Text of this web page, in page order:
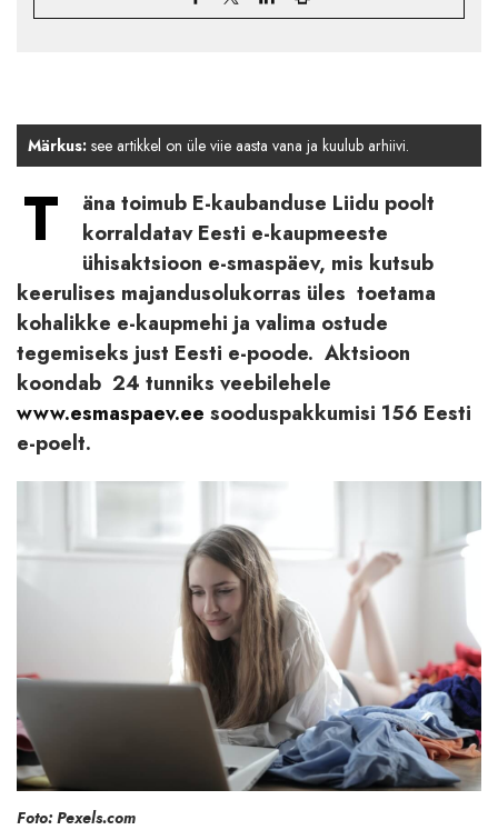
Märkus: see artikkel on üle viie aasta vana ja kuulub arhiivi.
T
äna toimub E-kaubanduse Liidu poolt
korraldatav Eesti e-kaupmeeste
ühisaktsioon e-smaspäev, mis kutsub
keerulises majandusolukorras üles toetama
kohalikke e-kaupmehi ja valima ostude
tegemiseks just Eesti e-poode. Aktsioon
koondab 24 tunniks veebilehele
www.esmaspaev.ee sooduspakkumisi 156 Eesti
e-poelt.
Foto: Pexels.com